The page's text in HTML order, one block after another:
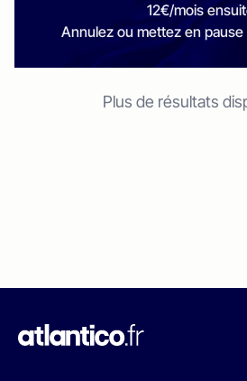
12€/mois
Annulez ou mettez en
Plus de résultats